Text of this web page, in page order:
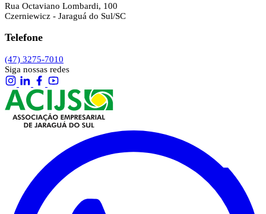
Rua Octaviano Lombardi, 100
Czerniewicz - Jaraguá do Sul/SC
Telefone
(47) 3275-7010
Siga nossas redes